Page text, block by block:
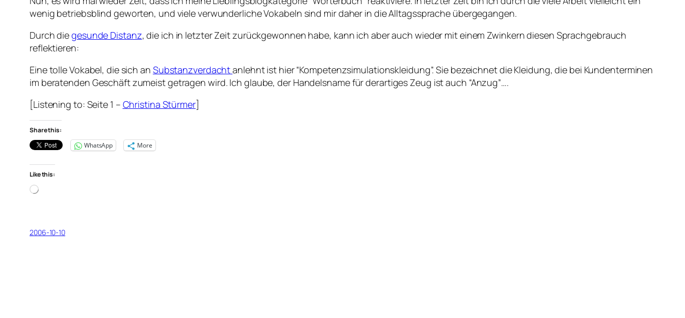
wenig betriebsblind geworten, und viele verwunderliche Vokabeln sind mir daher in die Alltagssprache übergegangen.
Durch diegesunde Distanz, die ich in letzter Zeit zurückgewonnen habe, kann ich aber auch wieder mit einem Zwinkern diesen Sprachgebrauch
reflektieren:
Eine tolle Vokabel, die sich an Substanzverdachtanlehnt ist hier “Kompetenzsimulationskleidung”. Sie bezeichnet die Kleidung, die bei Kundenterminen
im beratenden Geschäft zumeist getragen wird. Ich glaube, der Handelsname für derartiges Zeug ist auch “Anzug”….
[Listening to: Seite 1 – Christina Stürmer]
Share this:
WhatsApp
More
Like this:
Loading…
2006-10-10